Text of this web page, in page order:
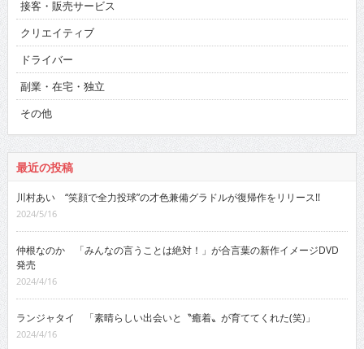
接客・販売サービス
クリエイティブ
ドライバー
副業・在宅・独立
その他
最近の投稿
川村あい “笑顔で全力投球”の才色兼備グラドルが復帰作をリリース!!
2024/5/16
仲根なのか 「みんなの言うことは絶対！」が合言葉の新作イメージDVD
発売
2024/4/16
ランジャタイ 「素晴らしい出会いと〝癒着〟が育ててくれた(笑)」
2024/4/16